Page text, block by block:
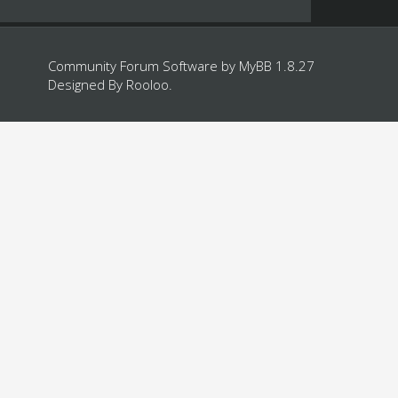
Community Forum Software by MyBB 1.8.27
Designed By Rooloo.